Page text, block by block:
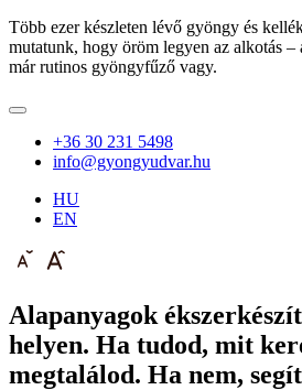
Több ezer készleten lévő gyöngy és
mutatunk, hogy öröm legyen az alkotás –
már rutinos gyöngyfűző vagy.
+36 30 231 5498
info@gyongyudvar.hu
HU
EN
Alapanyagok
helyen. Ha tudod, mit
megtalálod. Ha nem,